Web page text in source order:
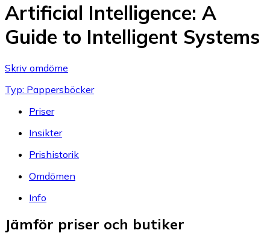
Artificial Intelligence: A
Guide to Intelligent Systems
Skriv omdöme
Typ: Pappersböcker
Priser
Insikter
Prishistorik
Omdömen
Info
Jämför priser och butiker